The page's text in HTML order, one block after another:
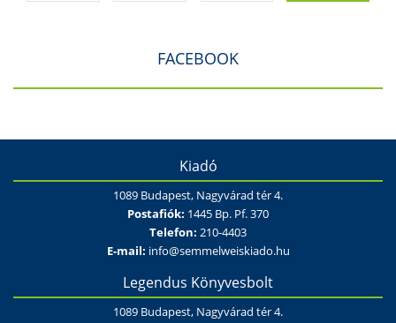
FACEBOOK
Kiadó
1089 Budapest, Nagyvárad tér 4.
Postafiók: 1445 Bp. Pf. 370
Telefon: 210-4403
E-mail: info@semmelweiskiado.hu
Legendus Könyvesbolt
1089 Budapest, Nagyvárad tér 4.